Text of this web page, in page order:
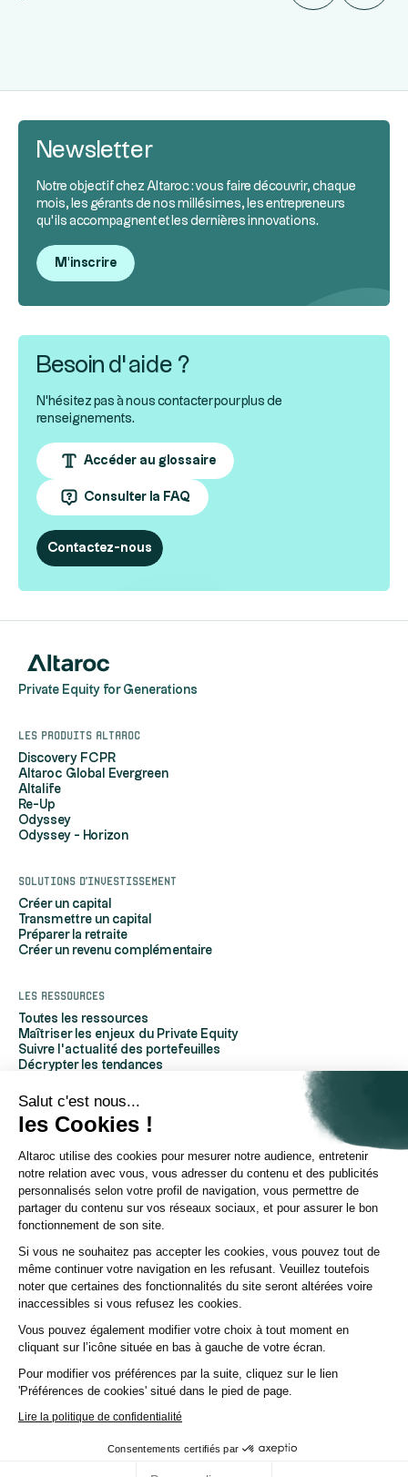
Salut c'est nous...
les Cookies !
Altaroc utilise des cookies pour mesurer notre audience, entretenir
notre relation avec vous, vous adresser du contenu et des publicités
personnalisés selon votre profil de navigation, vous permettre de
partager du contenu sur vos réseaux sociaux, et pour assurer le bon
fonctionnement de son site.
Si vous ne souhaitez pas accepter les cookies, vous pouvez tout de
même continuer votre navigation en les refusant. Veuillez toutefois
noter que certaines des fonctionnalités du site seront altérées voire
inaccessibles si vous refusez les cookies.
Vous pouvez également modifier votre choix à tout moment en
cliquant sur l’icône située en bas à gauche de votre écran.
Pour modifier vos préférences par la suite, cliquez sur le lien
'Préférences de cookies' situé dans le pied de page.
Lire la politique de confidentialité
Consentements certifiés par
Newsletter
Notre objectif chez Altaroc : vous faire découvrir, chaque
mois, les gérants de nos millésimes, les entrepreneurs
qu’ils accompagnent et les dernières innovations.
M'inscrire
Besoin d’aide ?
N'hésitez pas à nous contacter pour plus de
renseignements.
Accéder au glossaire
Consulter la FAQ
Contactez-nous
Private Equity for Generations
Les produits Altaroc
Discovery FCPR
Altaroc Global Evergreen
Altalife
Re-Up
Odyssey
Odyssey - Horizon
Solutions d'investissement
Créer un capital
Transmettre un capital
Préparer la retraite
Créer un revenu complémentaire
Les ressources
Toutes les ressources
Maîtriser les enjeux du Private Equity
Suivre l'actualité des portefeuilles
Décrypter les tendances
Comprendre le Private Equity
Glossaire
À propos d'Altaroc
Qui sommes-nous
Nous contacter
Espace partenaires
Espace presse
Politique ESG
Chaîne YouTube
Page Linkedin
© Altaroc 2021 -2026
Pays: Country Langue:LANG
Politique de confidentialité